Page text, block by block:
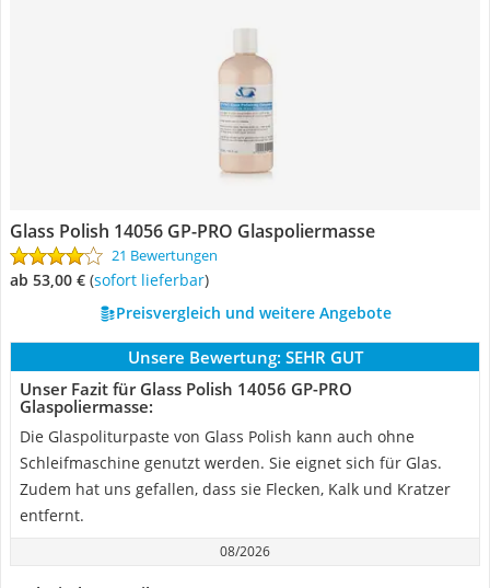
Glass Polish 14056 GP-PRO Glaspoliermasse
21 Bewertungen
ab 53,00 € ( Sofort lieferbar)
Preisvergleich und weitere Angebote
Unsere Bewertung: SEHR GUT
Unser Fazit für Glass Polish 14056 GP-PRO
Glaspoliermasse:
Die Glaspoliturpaste von Glass Polish kann auch ohne
Schleifmaschine genutzt werden. Sie eignet sich für Glas.
Zudem hat uns gefallen, dass sie Flecken, Kalk und Kratzer
entfernt.
08/2026